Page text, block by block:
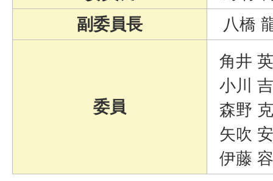
副委員長
八橋
委員
角井
小川
森野
矢吹
伊藤